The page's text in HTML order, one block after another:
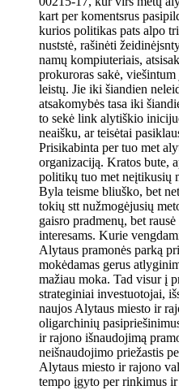
kart per komentsrus
kurios politikas pats alpo
nuststė, rašinėti
namų kompiuteriais,
prokuroras sakė,
leistų. Jie iki šiandien
atsakomybės tasa iki
to sekė link alytiškio
neaišku, ar teisėtai
Prisikabinta per tuo met
organizaciją. Kratos bute,
politikų tuo met neįtikusių
Byla teisme bliuško, bet
tokių stt nužmogėjusių
gaisro pradmenų, bet
interesams. Kurie
Alytaus pramonės parką
mokėdamas gerus
mažiau moka. Tad visur į
strateginiai investuotojai,
naujos Alytaus miesto ir
oligarchinių
ir rajono išnaudojimą
neišnaudojimo priežastis
Alytaus miesto ir rajono
tempo įgyto per rinkimus